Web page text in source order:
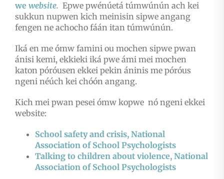
we website. Epwe pwénúetá túmwúnún ach kei
sukkun nupwen kich meinisin sipwe angang
fengen ne achocho fáán itan túmwúnún.
Iká en me ómw famini ou mochen sipwe pwan
ánisi kemi, ekkieki iká pwe ámi mei mochen
katon póróusen ekkei pekin áninis me póróus
ngeni néúch kei chóón angang.
Kich mei pwan pesei ómw kopwe nó ngeni ekkei
website:
School safety and crisis, National
Association of School Psychologists
Talking to children about violence, National
Association of School Psychologists